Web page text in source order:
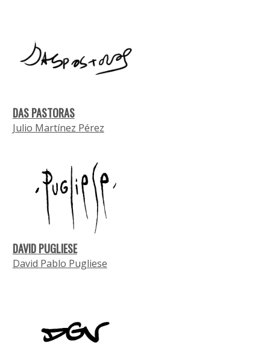
DAS PASTORAS
Julio Martínez Pérez
DAVID PUGLIESE
David Pablo Pugliese